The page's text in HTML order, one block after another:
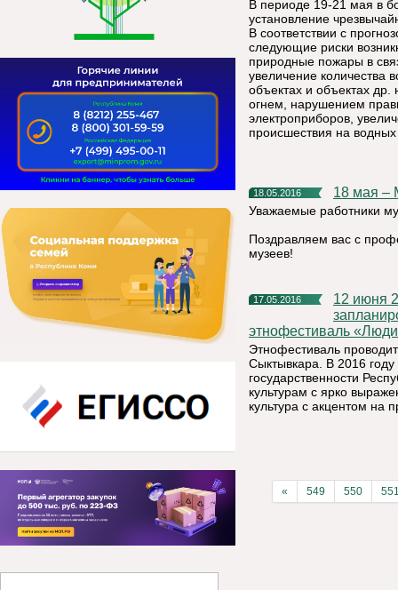
В периоде 19-21 мая в
установление
В соответствии с
следующие риски
природные пожары в
увеличение количества
объектах и объектах
огнем, нарушением
электроприборов,
происшествия на
18.05.2016 18 мая
Уважаемые работники
Поздравляем вас с
музеев!
17.05.2016
12 июня 2016 года на Стефановской площади г. Сыктывкар
этнофестиваль
Этнофестиваль
Сыктывкара. В 2016
государственности
культурам с ярко
культура с акцентом на
« 549 550